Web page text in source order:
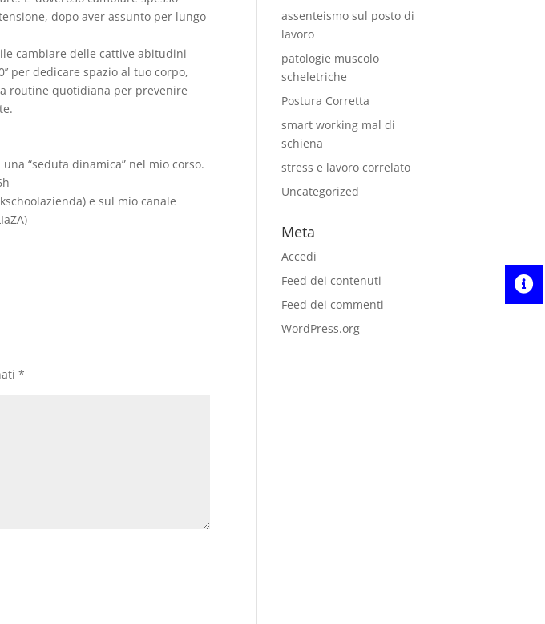
dopo aver assunto per lungo
cambiare delle cattive abitudini
per dedicare spazio al tuo corpo,
routine quotidiana per prevenire
“seduta dinamica” nel mio corso.
e sul mio canale
*
assenteismo sul posto di
lavoro
patologie muscolo
scheletriche
Postura Corretta
smart working mal di
schiena
stress e lavoro correlato
Uncategorized
Meta
Accedi
Feed dei contenuti
Feed dei commenti
WordPress.org